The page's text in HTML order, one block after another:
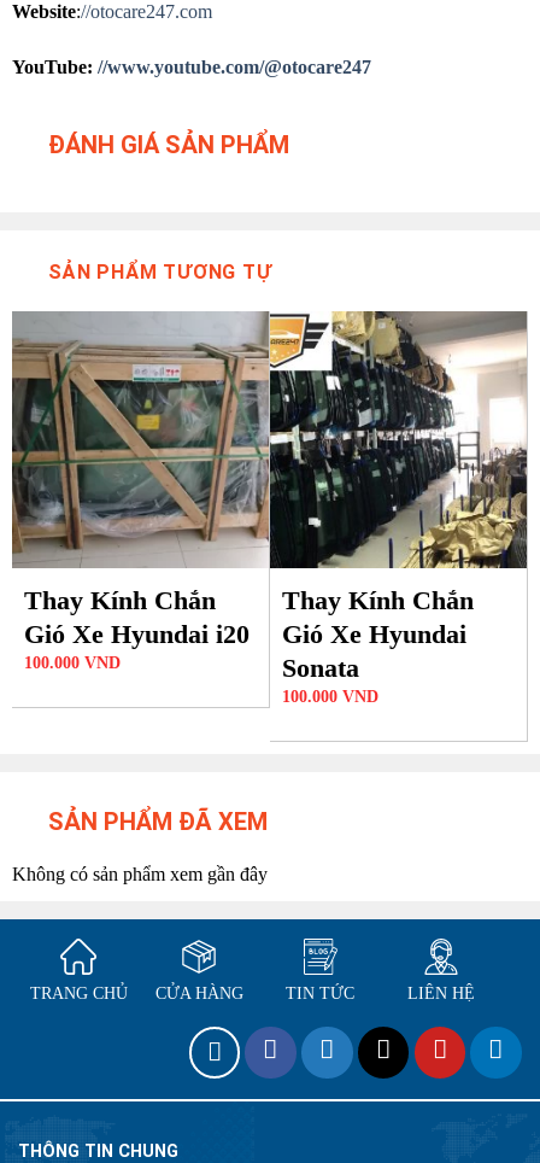
Website://otocare247.com
YouTube: //www.youtube.com/@otocare247
ĐÁNH GIÁ SẢN PHẨM
SẢN PHẨM TƯƠNG TỰ
Thay Kính Chắn
Gió Xe Hyundai i20
100.000 VND
Thay Kính Chắn
Gió Xe Hyundai
Sonata
100.000 VND
SẢN PHẨM ĐÃ XEM
Không có sản phẩm xem gần đây
TRANG CHỦ CỬA HÀNG TIN TỨC LIÊN HỆ
THÔNG TIN CHUNG